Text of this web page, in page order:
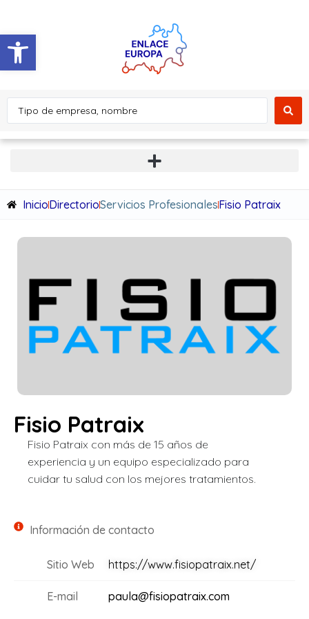
Abrir barra de herramientas
InicioDirectorioServicios ProfesionalesFisio Patraix
Fisio Patraix
Fisio Patraix con más de 15 años de
experiencia y un equipo especializado para
cuidar tu salud con los mejores tratamientos.
Información de contacto
Sitio Web https://www.fisiopatraix.net/
E-mail paula@fisiopatraix.com